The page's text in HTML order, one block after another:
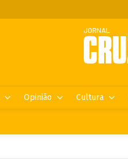
Opinião Cultura